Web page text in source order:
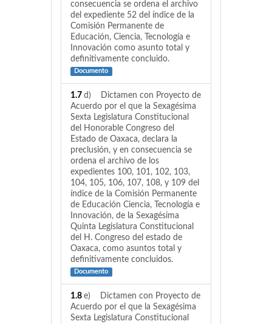
consecuencia se ordena el archivo
del expediente 52 del índice de la
Comisión Permanente de
Educación, Ciencia, Tecnología e
Innovación como asunto total y
definitivamente concluido.
Documento
1.7 d) Dictamen con Proyecto de
Acuerdo por el que la Sexagésima
Sexta Legislatura Constitucional
del Honorable Congreso del
Estado de Oaxaca, declara la
preclusión, y en consecuencia se
ordena el archivo de los
expedientes 100, 101, 102, 103,
104, 105, 106, 107, 108, y 109 del
índice de la Comisión Permanente
de Educación Ciencia, Tecnología e
Innovación, de la Sexagésima
Quinta Legislatura Constitucional
del H. Congreso del estado de
Oaxaca, como asuntos total y
definitivamente concluidos.
Documento
1.8 e) Dictamen con Proyecto de
Acuerdo por el que la Sexagésima
Sexta Legislatura Constitucional